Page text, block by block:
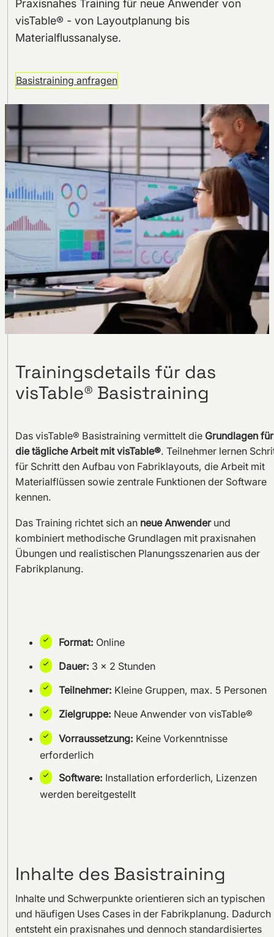
Praxisnahes Training für neue Anwender von
visTable® - von Layoutplanung bis
Materialflussanalyse.
Basistraining anfragen
Trainingsdetails für das
visTable® Basistraining
Das visTable® Basistraining vermittelt die Grundlagen für
die tägliche Arbeit mit visTable®. Teilnehmer lernen
für Schritt den Aufbau von Fabriklayouts, die Arbeit mit
Materialflüssen sowie zentrale Funktionen der Software
kennen.
Das Training richtet sich an neue Anwenderund
kombiniert methodische Grundlagen mit praxisnahen
Übungen und realistischen Planungsszenarien aus der
Fabrikplanung.
Format: Online
Dauer: 3 × 2 Stunden
Teilnehmer: Kleine Gruppen, max. 5 Personen
Zielgruppe: Neue Anwender von visTable®
Vorraussetzung: Keine Vorkenntnisse
erforderlich
Software: Installation erforderlich, Lizenzen
werden bereitgestellt
Inhalte des Basistraining
Inhalte und Schwerpunkte orientieren sich an typischen
und häufigen Uses Cases in der Fabrikplanung. Dadurch
entsteht ein praxisnahes und dennoch standardisiertes